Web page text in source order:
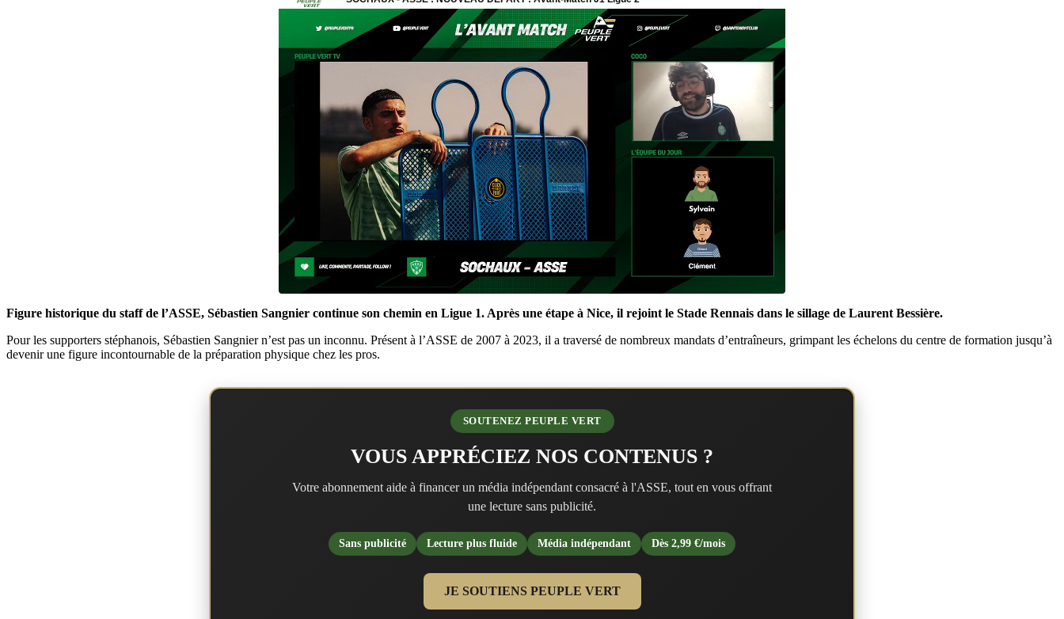
Figure historique du staff de l’ASSE, Sébastien Sangnier continue son chemin en Ligue 1. Après une étape à Nice, il rejoint le Stade Rennais dans le sillage de Laurent Bessière.
Pour les supporters stéphanois, Sébastien Sangnier n’est pas un inconnu. Présent à l’ASSE de 2007 à 2023, il a traversé de nombreux mandats d’entraîneurs, grimpant les échelons du centre de formation jusqu’à
devenir une figure incontournable de la préparation physique chez les pros.
SOUTENEZ PEUPLE VERT
VOUS APPRÉCIEZ NOS CONTENUS ?
Votre abonnement aide à financer un média indépendant consacré à l'ASSE, tout en vous offrant
une lecture sans publicité.
Sans publicité Lecture plus fluide Média indépendant Dès 2,99 €/mois
JE SOUTIENS PEUPLE VERT